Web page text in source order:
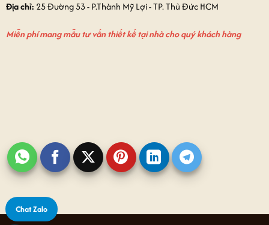
Địa chỉ: 25 Đường 53 - P.Thành Mỹ Lợi - TP. Thủ Đức HCM
Miễn phí mang mẫu tư vấn thiết kế tại nhà cho quý khách hàng
Chat Zalo